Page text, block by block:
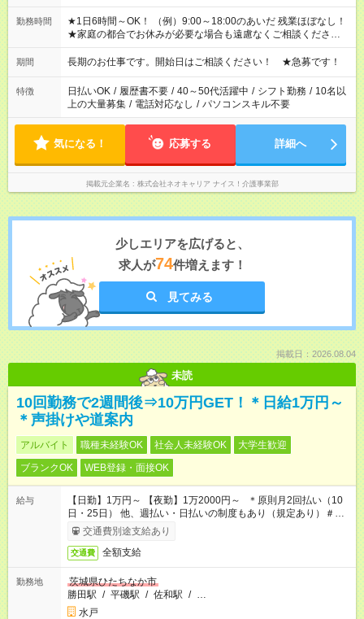
勤務時間
★1日6時間～OK！ （例）9:00～18:00のあいだ 残業ほぼなし！
★家庭の都合でお休みが必要な場合も遠慮なくご相談ください。
※シフトはご希望に合わせて調整可能です。 その他、 ＊週4日・
1日7時間 ＊日勤のみ ＊土日休み ＊午前だけ・午後だけ ＊平日
仕事をご紹介できます！ 登録の際に、あなたのご希望をお聞か
せください。
期間 長期のお仕事です。開始日はご相談ください！ ★急募です！
特徴 日払いOK / 履歴書不要 / 40～50代活躍中 / シフト勤務 / 10名以
上の大量募集 / 電話対応なし / パソコンスキル不要
気になる！ 応募する 詳細へ
掲載元企業名 株式会社ネオキャリア ナイス！介護事業部
少しエリアを広げると、
求人が74件増えます！
見てみる
掲載日：2026.08.04
未読
10回勤務で2週間後⇒10万円GET！＊日給1万円～
＊声掛けや道案内
アルバイト 職種未経験OK 社会人未経験OK
大学生歓迎
ブランクOK
WEB登録・面接OK
給与
【日勤】1万円～ 【夜勤】1万2000円～ ＊原則月2回払い（10
日・25日） 他、週払い・日払いの制度もあり（規定あり）＃日
収1万円以上
交通費別途支給あり
交通費 全額支給
勤務地
茨城県ひたちなか市
勝田駅 / 平磯駅 / 佐和駅 / …
水戸